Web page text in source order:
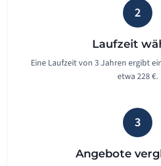
2
Laufzeit
Eine Laufzeit von 3 Jahren ergibt
etwa 228 €.
3
Angebote